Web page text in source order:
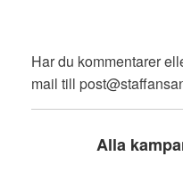
Har du kommentarer
mail till
Alla